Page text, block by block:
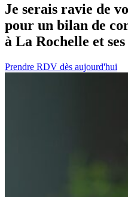
Je serais ravie de
pour un bilan de
à La Rochelle et
Prendre RDV dès aujourd'hui